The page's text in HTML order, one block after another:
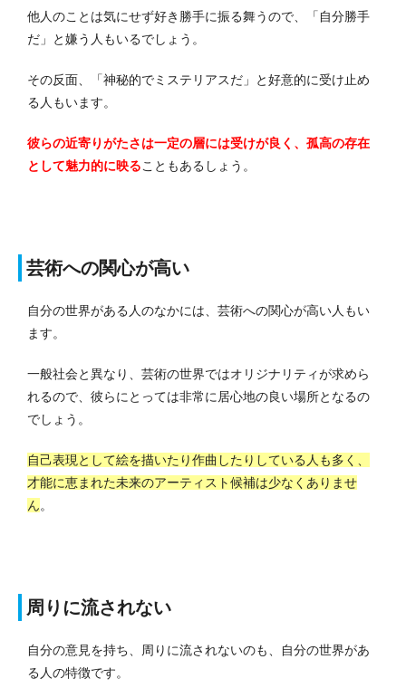
他人のことは気にせず好き勝手に振る舞うので、「自分勝手
だ」と嫌う人もいるでしょう。
その反面、「神秘的でミステリアスだ」と好意的に受け止め
る人もいます。
彼らの近寄りがたさは一定の層には受けが良く、孤高の存在
として魅力的に映ることもあるしょう。
芸術への関心が高い
自分の世界がある人のなかには、芸術への関心が高い人もい
ます。
一般社会と異なり、芸術の世界ではオリジナリティが求めら
れるので、彼らにとっては非常に居心地の良い場所となるの
でしょう。
自己表現として絵を描いたり作曲したりしている人も多く、
才能に恵まれた未来のアーティスト候補は少なくありませ
ん。
周りに流されない
自分の意見を持ち、周りに流されないのも、自分の世界があ
る人の特徴です。